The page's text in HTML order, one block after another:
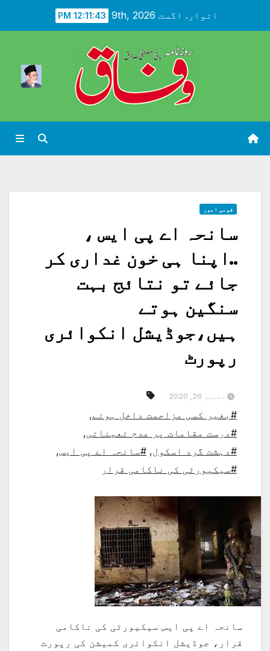
اتوار. اگست 9th, 2026 12:11:45 PM
قومی امور
سانحہ اے پی ایس ،
..اپنا ہی خون غداری کر
جائے تو نتائج بہت
سنگین ہوتے
ہیں،جوڈیشل انکوائری
رپورٹ
ستمبر 26, 2020
#بغیر کسی مزاحمت داخل ہوئے,
#درست مقامات پر عدم تعیناتی,
#دہشت گرد اسکول, #سانحہ اے پی ایس,
#سیکیورٹی کی ناکامی قرار
سانحہ اے پی ایس سیکیورٹی کی ناکامی
قرار، جوڈیشل انکوائری کمیشن کی رپورٹ